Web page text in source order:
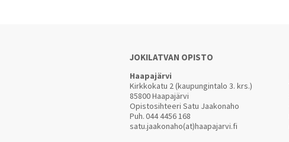
JOKILATVAN OPISTO
Haapajärvi
Kirkkokatu 2 (kaupungintalo 3. krs.)
85800 Haapajärvi
Opistosihteeri Satu Jaakonaho
Puh.044 4456 168
satu.jaakonaho(at)haapajarvi.fi